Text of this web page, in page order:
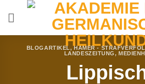
BLOGARTIKEL,HAMER -
LANDESZEITUNG,